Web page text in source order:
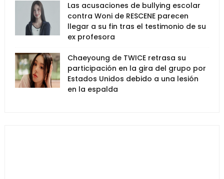
Las acusaciones de bullying escolar
contra Woni de RESCENE parecen
llegar a su fin tras el testimonio de su
ex profesora
Chaeyoung de TWICE retrasa su
participación en la gira del grupo por
Estados Unidos debido a una lesión
en la espalda